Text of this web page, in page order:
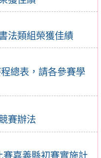
法類組榮獲佳績
總表，請各參賽學
賽辦法